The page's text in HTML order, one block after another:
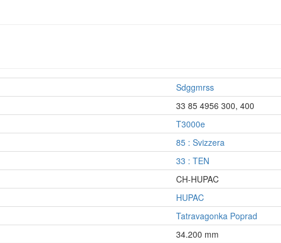
Sdggmrss
33 85 4956 300, 400
T3000e
85 : Svizzera
33 : TEN
CH-HUPAC
HUPAC
Tatravagonka Poprad
34.200 mm